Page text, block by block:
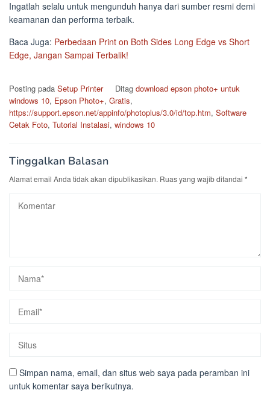
Ingatlah selalu untuk mengunduh hanya dari sumber resmi demi
keamanan dan performa terbaik.
Baca Juga: Perbedaan Print on Both Sides Long Edge vs Short
Edge, Jangan Sampai Terbalik!
Posting pada Setup Printer Ditag download epson photo+ untuk
windows 10, Epson Photo+, Gratis,
https://support.epson.net/appinfo/photoplus/3.0/id/top.htm, Software
Cetak Foto, Tutorial Instalasi, windows 10
Tinggalkan Balasan
Alamat email Anda tidak akan dipublikasikan. Ruas yang wajib ditandai *
Simpan nama, email, dan situs web saya pada peramban ini
untuk komentar saya berikutnya.